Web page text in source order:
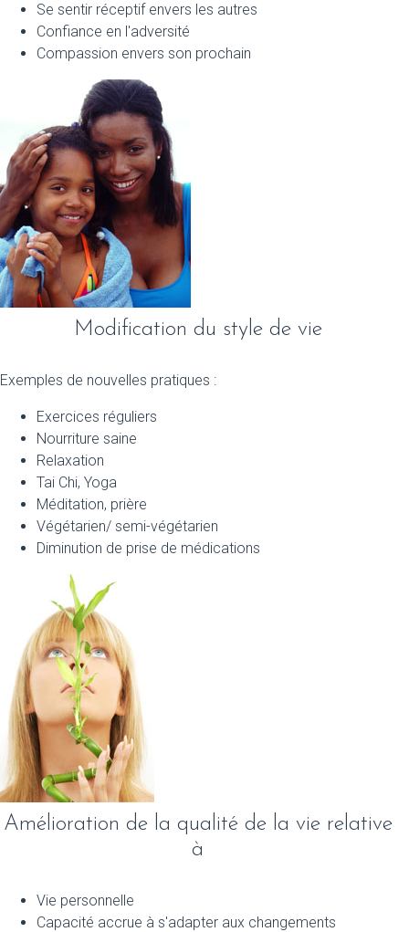
Se sentir réceptif envers les autres
Confiance en l'adversité
Compassion envers son prochain
Modification du style de vie
Exemples de nouvelles pratiques :
Exercices réguliers
Nourriture saine
Relaxation
Tai Chi, Yoga
Méditation, prière
Végétarien/ semi-végétarien
Diminution de prise de médications
Amélioration de la qualité de la vie relative
à
Vie personnelle
Capacité accrue à s'adapter aux changements